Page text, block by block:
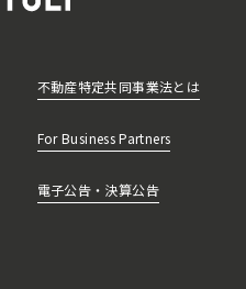
不動産特定共同事業法とは
For Business Partners
電子公告・決算公告